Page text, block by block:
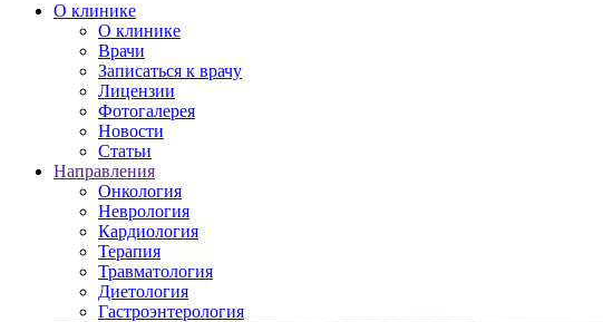
О клинике
О клинике
Врачи
Записаться к врачу
Лицензии
Фотогалерея
Новости
Статьи
Направления
Онкология
Неврология
Кардиология
Терапия
Травматология
Диетология
Гастроэнтерология